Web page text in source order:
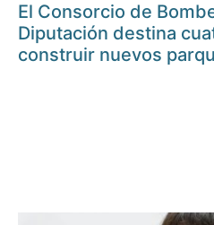
El Consorcio de
Diputación destina
construir nuevos